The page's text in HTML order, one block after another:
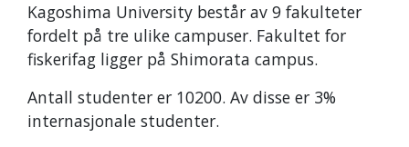
Kagoshima University består av 9 fakulteter
fordelt på tre ulike campuser. Fakultet for
fiskerifag ligger på Shimorata campus.
Antall studenter er 10200. Av disse er 3%
internasjonale studenter.